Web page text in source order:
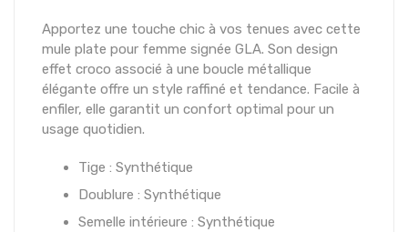
Apportez une touche chic à vos tenues avec cette
mule plate pour femme signée GLA. Son design
effet croco associé à une boucle métallique
élégante offre un style raffiné et tendance. Facile à
enfiler, elle garantit un confort optimal pour un
usage quotidien.
Tige : Synthétique
Doublure : Synthétique
Semelle intérieure : Synthétique